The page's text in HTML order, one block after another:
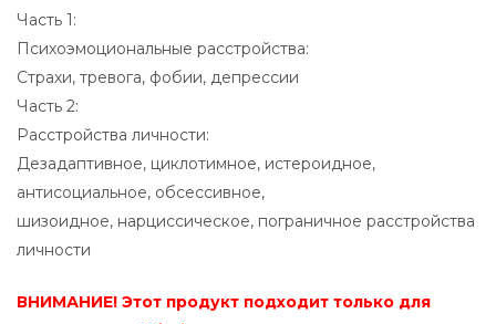
Часть 1:
Психоэмоциональные расстройства:
Страхи, тревога, фобии, депрессии
Часть 2:
Расстройства личности:
Дезадаптивное, циклотимное, истероидное,
антисоциальное, обсессивное,
шизоидное, нарциссическое, пограничное расстройства
личности
ВНИМАНИЕ! Этот продукт подходит только для